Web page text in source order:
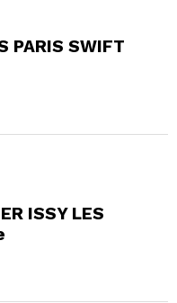
PARIS SWIFT
ISSY LES